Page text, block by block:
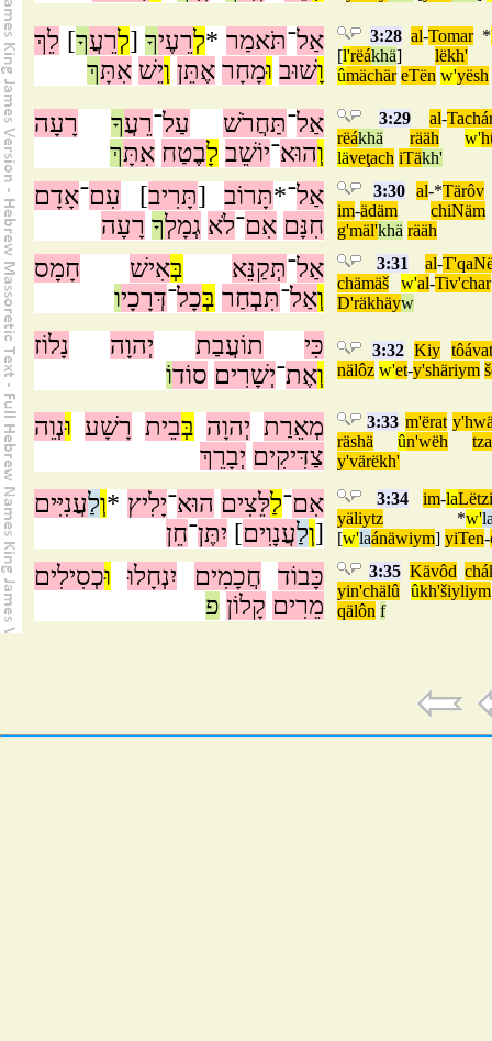
אַל־תֹּאמַר*לְרֵעֶיךָ[לְרֵעֲךָ] לֵךְ
וָשׁוּב וּמָחָר אֶתֵּן וְיֵשׁ אִתָּךְ
3:28 al-Tomar*
[l'rëákhä] lëkh'
ûmächär eTën w'yësh
אַל־תַּחֲרֹשׁ עַל־רֵעֲךָ
רָעָה
וְהוּא־יוֹשֵׁב לָבֶטַח אִתָּךְ
3:29 al-
rëákhä rääh w'
läveţach iTäkh'
אַל־*תָּרוֹב [תָּרִיב] עִם־אָדָם
חִנָּם אִם־לֹא גְמָלְךָ רָעָה
3:30 al-*Tärôv
im-ädäm
chiNäm
g'mäl'khä rääh
אַל־תְּקַנֵּא בְּאִישׁ
חָמָס
וְאַל־תִּבְחַר בְּכָל־דְּרָכָיו
3:31 al-
chämäš
w'al-Tiv'char
D'räkhäyw
כִּי תוֹעֲבַת יְהוָה
נָלוֹז
וְאֶת־יְשָׁרִים סוֹדוֹ
3:32 Kiy tôávat
nälôz w'et-y'shäriym
מְאֵרַת יְהוָה בְּבֵית רָשָׁע וּנְוֵה
צַדִּיקִים יְבָרֵךְ
3:33 m'ërat
räshä
ûn'wëh
y'värëkh'
אִם־לַלֵּצִים הוּא־יָלִיץ *וְלַעֲנִיִּים
[וְלַעֲנָוִים] יִתֶּן־חֵן
3:34 im-la
yäliytz *w'
[w'laánäwiym] yiTen-
כָּבוֹד חֲכָמִים יִנְחָלוּ וּכְסִילִים
מֵרִים קָלוֹן פ
3:35 Kävôd
yin'chälû
ûkh'šiyliym
qälôn f